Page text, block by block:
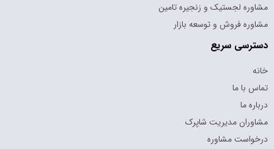
مشاوره لجستیک و زنجیره تامین
مشاوره فروش و توسعه بازار
دسترسی سریع
خانه
تماس با ما
درباره ما
مشاوران مدیریت شاپرک
درخواست مشاوره